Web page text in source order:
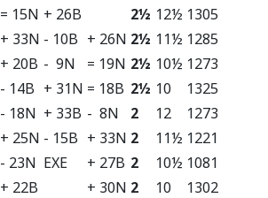
= 15N + 26B 2½ 12½ 1305
+ 33N - 10B + 26N 2½ 11½ 1285
+ 20B - 9N = 19N 2½ 10½ 1273
- 14B + 31N = 18B 2½ 10
1325
- 18N + 33B - 8N 2 12
1273
+ 25N - 15B + 33N 2 11½ 1221
- 23N EXE + 27B 2 10½ 1081
+ 22B + 30N 2 10
1302